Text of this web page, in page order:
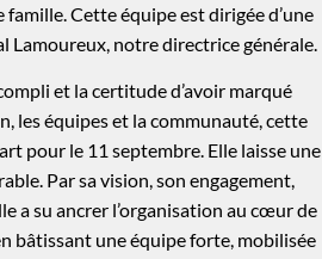
famille. Cette équipe est dirigée d’une
Lamoureux, notre directrice générale.
et la certitude d’avoir marqué
les équipes et la communauté, cette
pour le 11 septembre. Elle laisse une
Par sa vision, son engagement,
a su ancrer l’organisation au cœur de
bâtissant une équipe forte, mobilisée